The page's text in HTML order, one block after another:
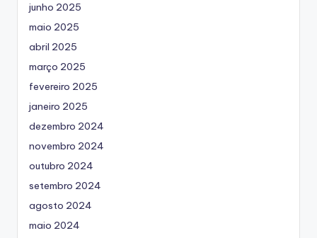
junho 2025
maio 2025
abril 2025
março 2025
fevereiro 2025
janeiro 2025
dezembro 2024
novembro 2024
outubro 2024
setembro 2024
agosto 2024
maio 2024